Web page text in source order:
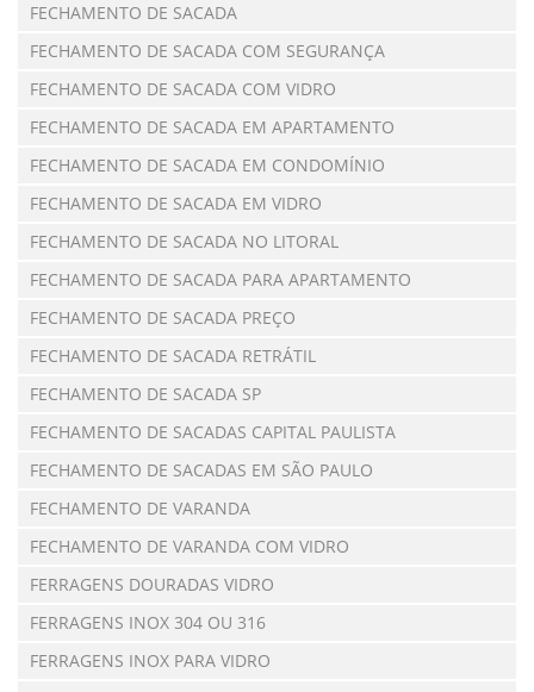
FECHAMENTO DE SACADA
FECHAMENTO DE SACADA COM SEGURANÇA
FECHAMENTO DE SACADA COM VIDRO
FECHAMENTO DE SACADA EM APARTAMENTO
FECHAMENTO DE SACADA EM CONDOMÍNIO
FECHAMENTO DE SACADA EM VIDRO
FECHAMENTO DE SACADA NO LITORAL
FECHAMENTO DE SACADA PARA APARTAMENTO
FECHAMENTO DE SACADA PREÇO
FECHAMENTO DE SACADA RETRÁTIL
FECHAMENTO DE SACADA SP
FECHAMENTO DE SACADAS CAPITAL PAULISTA
FECHAMENTO DE SACADAS EM SÃO PAULO
FECHAMENTO DE VARANDA
FECHAMENTO DE VARANDA COM VIDRO
FERRAGENS DOURADAS VIDRO
FERRAGENS INOX 304 OU 316
FERRAGENS INOX PARA VIDRO